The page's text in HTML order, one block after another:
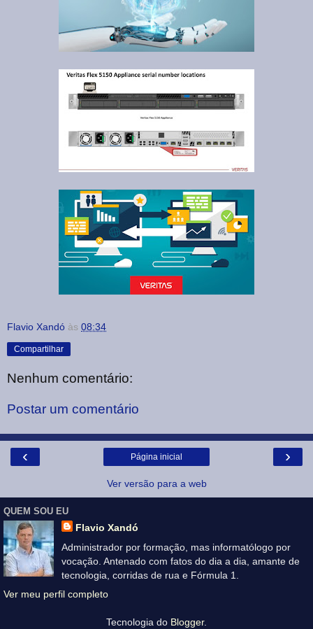
Flavio Xandó às 08:34
Compartilhar
Nenhum comentário:
Postar um comentário
‹ ›
Página inicial
Ver versão para a web
QUEM SOU EU
Flavio Xandó
Administrador por formação, mas informatólogo por
vocação. Antenado com fatos do dia a dia, amante de
tecnologia, corridas de rua e Fórmula 1.
Ver meu perfil completo
Tecnologia do Blogger.